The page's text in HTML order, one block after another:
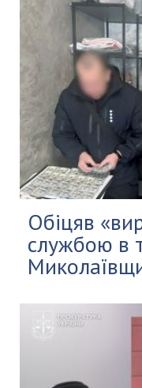
Обіцяв
службою в